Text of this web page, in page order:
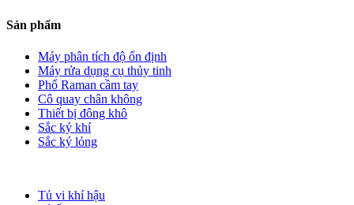
Sản phẩm
Máy phân tích độ ổn định
Máy rửa dụng cụ thủy tinh
Phổ Raman cầm tay
Cô quay chân không
Thiết bị đông khô
Sắc ký khí
Sắc ký lỏng
Tủ vi khí hậu